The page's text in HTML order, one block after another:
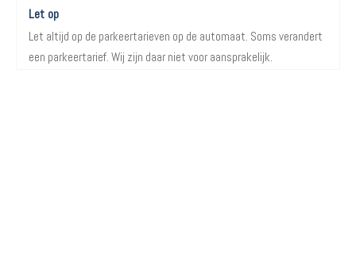
Let op
Let altijd op de parkeertarieven op de automaat. Soms verandert
een parkeertarief. Wij zijn daar niet voor aansprakelijk.